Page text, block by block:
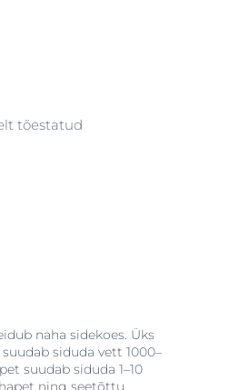
tõestatud
naha sidekoes. Üks
siduda vett 1000–
suudab siduda 1–10
ning seetõttu